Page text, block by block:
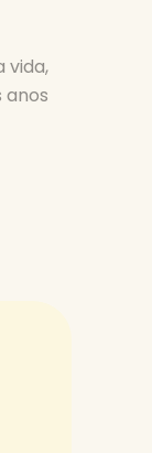
vida,
anos